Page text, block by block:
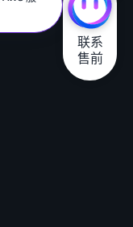
联系
售前